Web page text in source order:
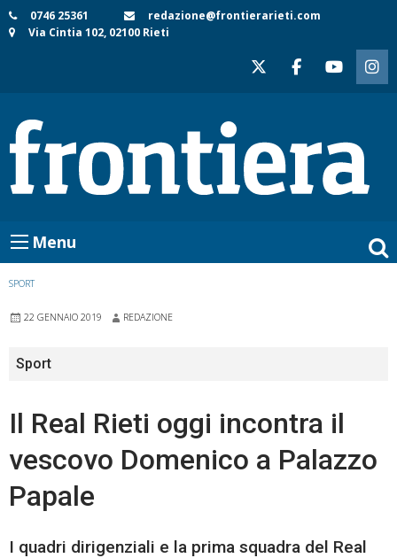
Skip
to
0746 25361
redazione@frontierarieti.com
Via Cintia 102, 02100 Rieti
Menu
SPORT
22 GENNAIO 2019 REDAZIONE
Sport
Il Real Rieti oggi incontra il
vescovo Domenico a Palazzo
Papale
I quadri dirigenziali e la prima squadra del Real